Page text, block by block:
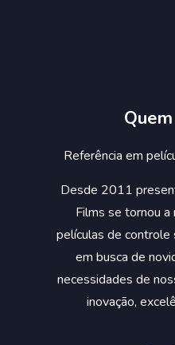
Referência em
Desde 2011
Films se tornou a
películas de
em busca de
necessidades de
inovação,